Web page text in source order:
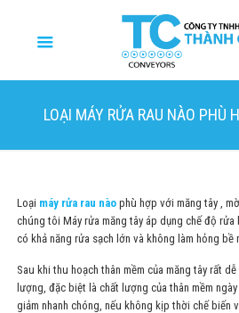
LOẠI MÁY RỬA RAU NÀO PHÙ
Loại máy rửa rau nào phù hợp với măng tây ,
chúng tôi Máy rửa măng tây áp dụng chế độ
có khả năng rửa sạch lớn và không làm hỏng bề
Sau khi thu hoạch thân mềm của măng tây rất
lượng, đặc biệt là chất lượng của thân mềm
giảm nhanh chóng, nếu không kịp thời chế biến